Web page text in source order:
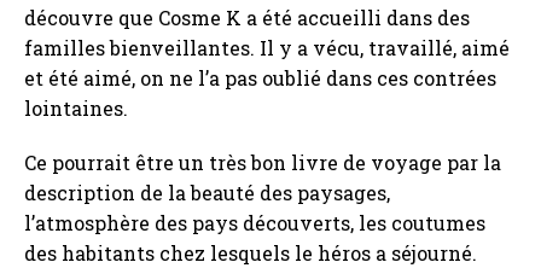
découvre que Cosme K a été accueilli dans des
familles bienveillantes. Il y a vécu, travaillé, aimé
et été aimé, on ne l’a pas oublié dans ces contrées
lointaines.
Ce pourrait être un très bon livre de voyage par la
description de la beauté des paysages,
l’atmosphère des pays découverts, les coutumes
des habitants chez lesquels le héros a séjourné.